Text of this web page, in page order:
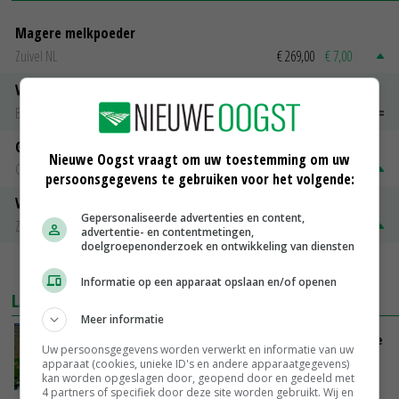
Magere melkpoeder
Zuivel NL
€ 269,00 € 7,00
Vleeskuikens 2001-2600 gr
Barneveld
€ 1,09
Gerst
Groningen
€ 197,00 € 2,00
Volle melkpoeder
Zuivel NL
€ 345,00
LAATSTE NIEUWS
Zeer lage Rijnaanvoer komt bovenop droogste
juli ooit
VANDAAG, 13:55
Nieuwe Oogst vraagt om uw toestemming om uw
persoonsgegevens te gebruiken voor het volgende:
Gepersonaliseerde advertenties en content,
advertentie- en contentmetingen,
doelgroepenonderzoek en ontwikkeling van diensten
Informatie op een apparaat opslaan en/of openen
Meer informatie
Uw persoonsgegevens worden verwerkt en informatie van uw
apparaat (cookies, unieke ID's en andere apparaatgegevens)
kan worden opgeslagen door, geopend door en gedeeld met
4 partners of specifiek door deze site worden gebruikt. Wij en